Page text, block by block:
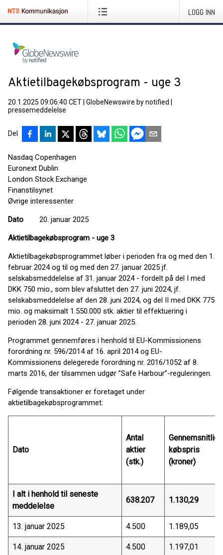
LOGG INN
Aktietilbagekøbsprogram - uge 3
20.1.2025 09:06:40 CET GlobeNewswire by notified
pressemeddelelse
Del
Nasdaq Copenhagen
Euronext Dublin
London Stock Exchange
Finanstilsynet
Øvrige interessenter
Dato 20. januar 2025
Aktietilbagekøbsprogram - uge 3
Aktietilbagekøbsprogrammet løber i perioden fra og med den 1.
februar 2024 og til og med den 27. januar 2025 jf.
selskabsmeddelelse af 31. januar 2024 - fordelt på del I med
DKK 750 mio., som blev afsluttet den 27. juni 2024, jf.
selskabsmeddelelse af den 28. juni 2024, og del II med DKK 775
mio. og maksimalt 1.550.000 stk. aktier til effektuering i
perioden 28. juni 2024 - 27. januar 2025.
Programmet gennemføres i henhold til EU-Kommissionens
forordning nr. 596/2014 af 16. april 2014 og EU-
Kommissionens delegerede forordning nr. 2016/1052 af 8.
marts 2016, der tilsammen udgør ”Safe Harbour”-reguleringen.
Følgende transaktioner er foretaget under
aktietilbagekøbsprogrammet:
Dato
Antal
aktier
(stk.)
Gennemsnitlig
købspris
(kroner)
I alt i henhold til seneste
meddelelse
638.207 1.130,29
13. januar 2025 4.500 1.189,05
14. januar 2025 4.500 1.197,01